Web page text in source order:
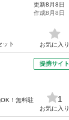
ット
更新8月8日
作成8月8日
お気に入り
！無料駐
提携サイト
1
お気に入り